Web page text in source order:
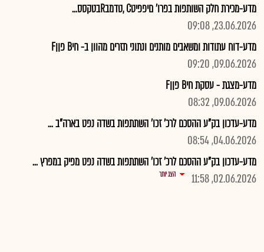
מדע-מכירת חלק השותפות בפרו' םיפפיטC ,טדמבRבטקסס...
23.06.2026, 09:08
מדע-דוח עתודות ומשאבים מותנים ונתוני תזרים מהוון ב- חיB פןןF
09.06.2026, 09:20
מדע-מצגת - עסקת חיB פןןF
09.06.2026, 08:32
מדע-עדכון בק"ע ההסכם לרכ' זכו' השתתפות בשדה נפט בארה"ב ...
04.06.2026, 08:54
מדע-עדכון בק"ע ההסכם לרכ' זכו' השתתפות בשדה נפט מפיק במפרץ ...
02.06.2026, 11:58
הצג יותר